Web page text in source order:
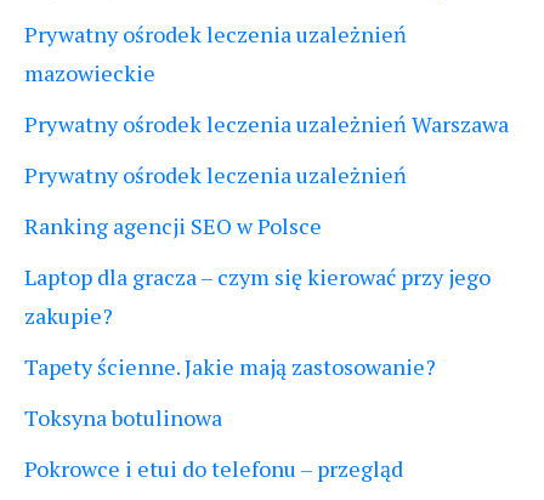
Prywatny ośrodek leczenia uzależnień
mazowieckie
Prywatny ośrodek leczenia uzależnień Warszawa
Prywatny ośrodek leczenia uzależnień
Ranking agencji SEO w Polsce
Laptop dla gracza – czym się kierować przy jego
zakupie?
Tapety ścienne. Jakie mają zastosowanie?
Toksyna botulinowa
Pokrowce i etui do telefonu – przegląd